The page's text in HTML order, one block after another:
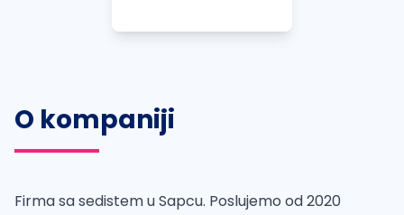
O kompaniji
Firma sa sedistem u Sapcu. Poslujemo od 2020